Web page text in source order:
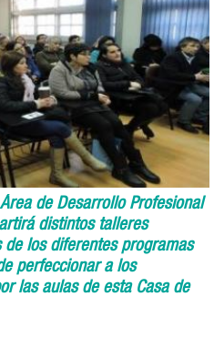
de Desarrollo Profesional
distintos talleres
los diferentes programas
perfeccionar a los
las aulas de esta Casa de